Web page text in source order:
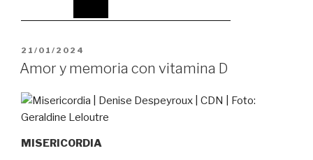
PUBLICADO
EL
21/01/2024
Amor y memoria con vitamina D
MISERICORDIA